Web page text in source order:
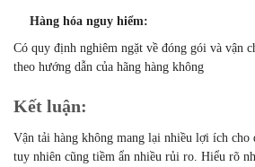
Hàng hóa nguy hiểm:
Có quy định nghiêm ngặt về đóng gói và vận
theo hướng dẫn của hãng hàng không
Kết luận:
Vận tải hàng không mang lại nhiều lợi ích cho
tuy nhiên cũng tiềm ẩn nhiều rủi ro. Hiểu rõ